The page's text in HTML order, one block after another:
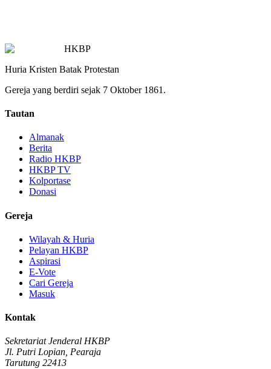
HKBP
Huria Kristen Batak Protestan
Gereja yang berdiri sejak 7 Oktober 1861.
Tautan
Almanak
Berita
Radio HKBP
HKBP TV
Kolportase
Donasi
Gereja
Wilayah & Huria
Pelayan HKBP
Aspirasi
E-Vote
Cari Gereja
Masuk
Kontak
Sekretariat Jenderal HKBP
Jl. Putri Lopian, Pearaja
Tarutung 22413